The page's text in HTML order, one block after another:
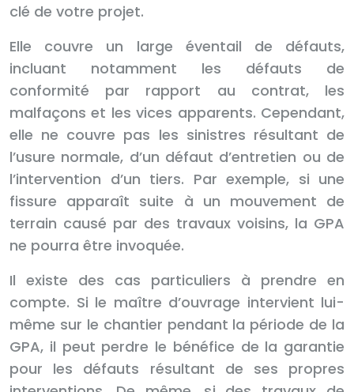
clé de votre projet.
Elle couvre un large éventail de défauts,
incluant notamment les défauts de
conformité par rapport au contrat, les
malfaçons et les vices apparents. Cependant,
elle ne couvre pas les sinistres résultant de
l’usure normale, d’un défaut d’entretien ou de
l’intervention d’un tiers. Par exemple, si une
fissure apparaît suite à un mouvement de
terrain causé par des travaux voisins, la GPA
ne pourra être invoquée.
Il existe des cas particuliers à prendre en
compte. Si le maître d’ouvrage intervient lui-
même sur le chantier pendant la période de la
GPA, il peut perdre le bénéfice de la garantie
pour les défauts résultant de ses propres